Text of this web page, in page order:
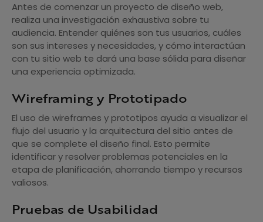
Antes de comenzar un proyecto de diseño web,
realiza una investigación exhaustiva sobre tu
audiencia. Entender quiénes son tus usuarios, cuáles
son sus intereses y necesidades, y cómo interactúan
con tu sitio web te dará una base sólida para diseñar
una experiencia optimizada.
Wireframing y Prototipado
El uso de wireframes y prototipos ayuda a visualizar el
flujo del usuario y la arquitectura del sitio antes de
que se complete el diseño final. Esto permite
identificar y resolver problemas potenciales en la
etapa de planificación, ahorrando tiempo y recursos
valiosos.
Pruebas de Usabilidad